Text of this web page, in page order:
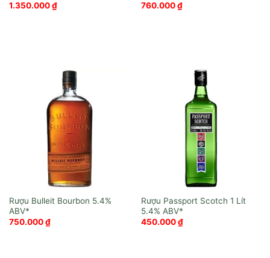
1.350.000₫ 760.000₫
Rượu Bulleit Bourbon
750.000₫
Rượu Passport Scotch 1 Lít
450.000₫